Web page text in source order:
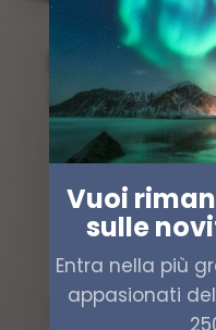
Vuoi
sulle
Entra nella più
appasionati